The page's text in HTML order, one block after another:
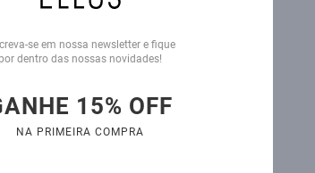
se em nossa newsletter e fique
por dentro das nossas novidades!
15% OFF
NA PRIMEIRA COMPRA